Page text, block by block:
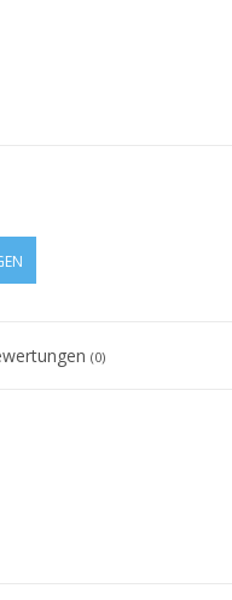
(0)